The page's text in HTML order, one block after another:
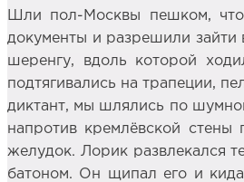
Шли пол-Москвы пешком,
документы и разрешили зайти
шеренгу, вдоль которой
подтягивались на трапеции,
диктант, мы шлялись по
напротив кремлёвской
желудок. Лорик развлекался
батоном. Он щипал его и